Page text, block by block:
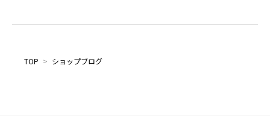
TOP > ショップブログ